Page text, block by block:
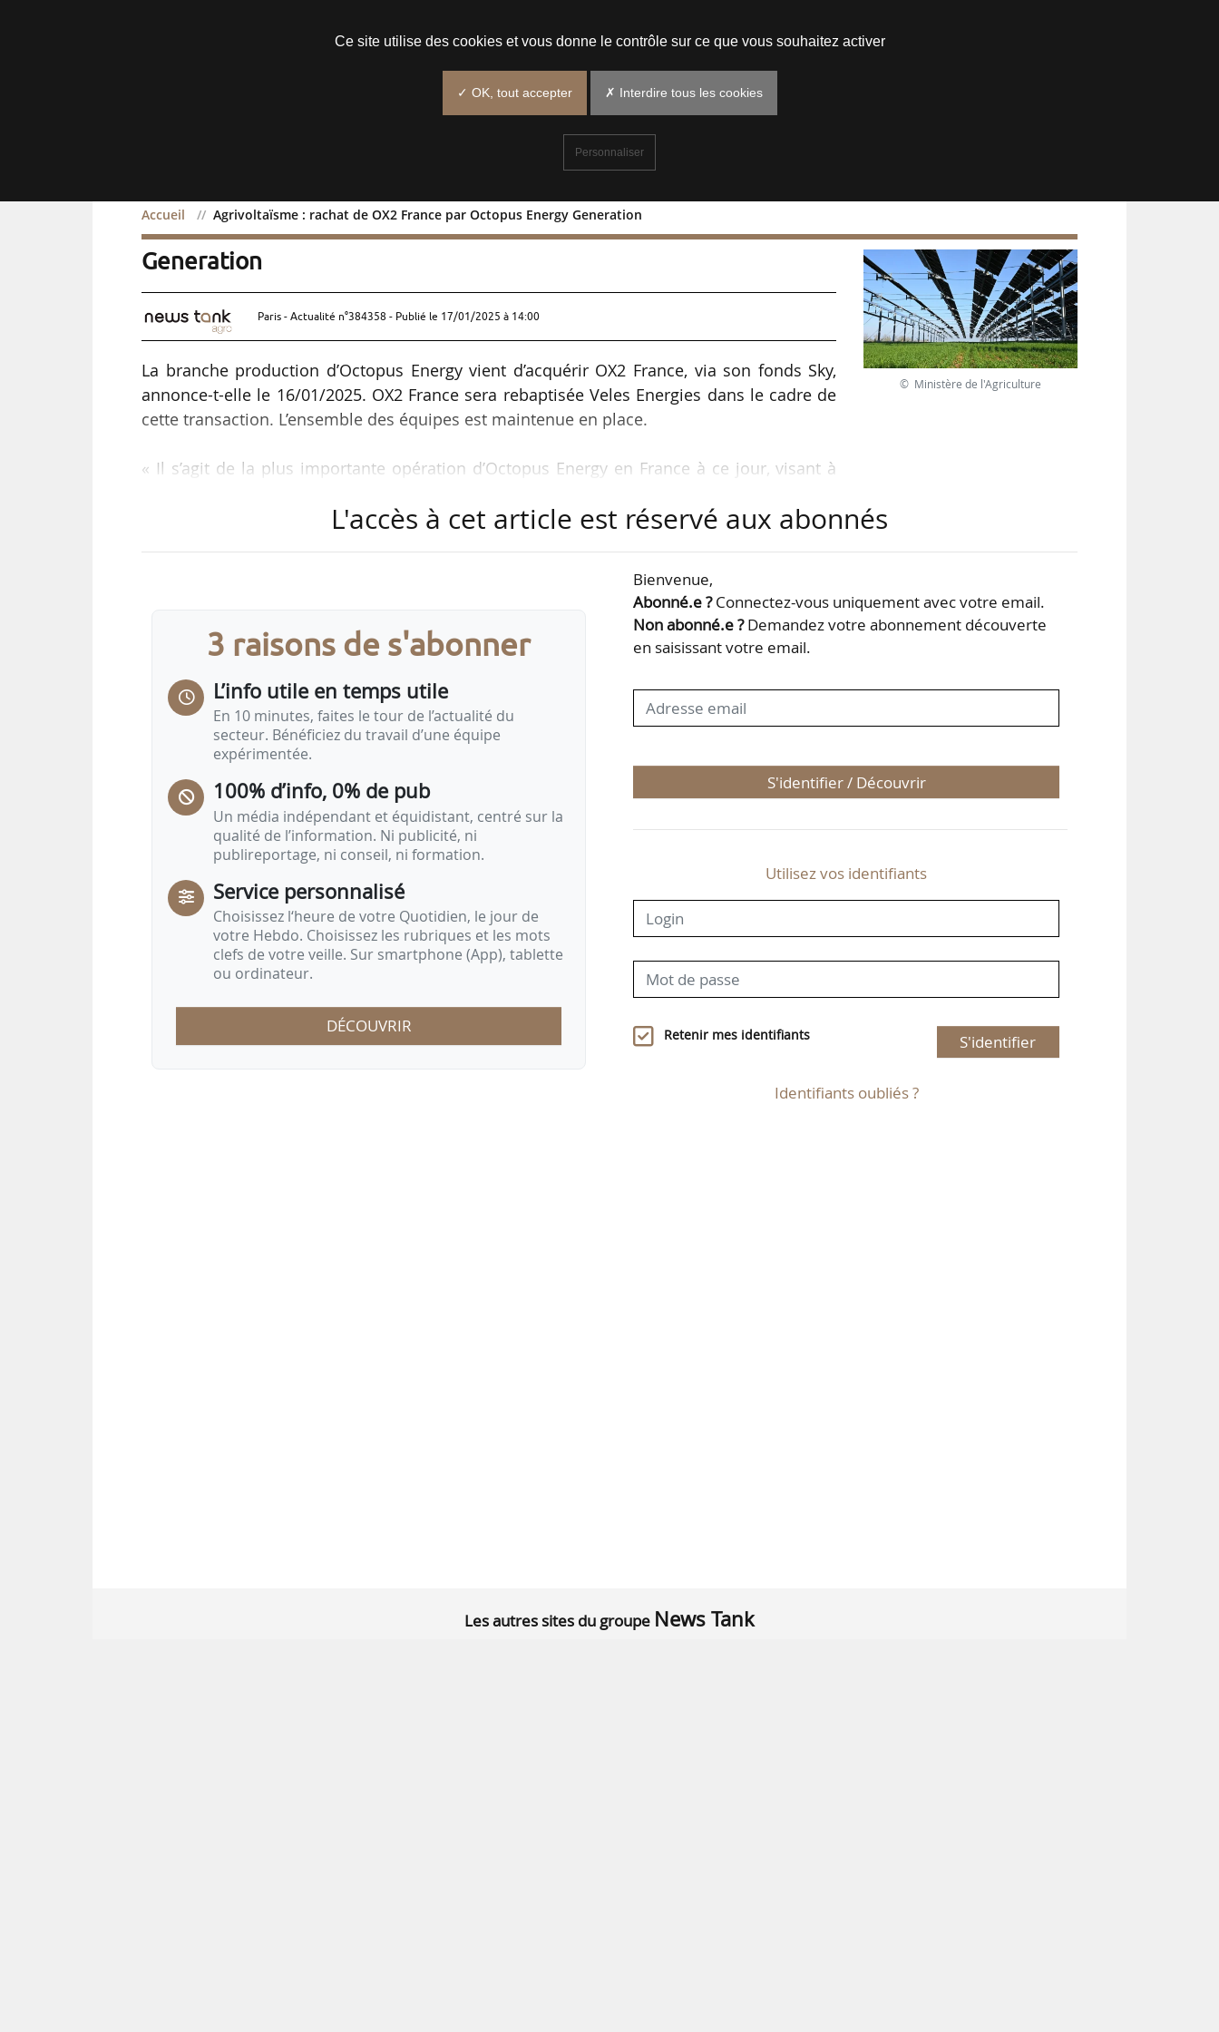
Accueil Agrivoltaïsme : rachat de OX2 France par Octopus Energy Generation
Agrivoltaïsme : rachat de OX2 France par Octopus Energy
Generation
Paris - Actualité n°384358 - Publié le 17/01/2025 à 14:00
La branche production d’Octopus Energy vient d’acquérir OX2 France, via son fonds Sky,
annonce-t-elle le 16/01/2025. OX2 France sera rebaptisée Veles Energies dans le cadre de
cette transaction. L’ensemble des équipes est maintenue en place.
« Il s’agit de la plus importante opération d’Octopus Energy en France à ce jour, visant à
Octopus Energy Generation.
des énergies renouvelables en France, son objectif étant d’investir plus de 1 Md€ dans
l’infrastructure énergétique renouvelable française d’ici à la fin de 2025.
d’une…
© Ministère de l'Agriculture
L'accès à cet article est réservé aux abonnés
3 raisons de s'abonner
L’info utile en temps utile
En 10 minutes, faites le tour de l’actualité du
secteur. Bénéficiez du travail d’une équipe
expérimentée.
100% d’info, 0% de pub
Un média indépendant et équidistant, centré sur la
qualité de l’information. Ni publicité, ni
publireportage, ni conseil, ni formation.
Service personnalisé
Choisissez l‘heure de votre Quotidien, le jour de
votre Hebdo. Choisissez les rubriques et les mots
clefs de votre veille. Sur smartphone (App), tablette
ou ordinateur.
DÉCOUVRIR
Bienvenue,
Abonné.e ?Connectez-vous uniquement avec votre email.
Non abonné.e ?Demandez votre abonnement découverte
en saisissant votre email.
S'identifier / Découvrir
Utilisez vos identifiants
Retenir mes identifiants S'identifier
Identifiants oubliés ?
Les autres sites du groupe News Tank
Ce site utilise des cookies et vous donne le contrôle sur ce que vous souhaitez activer
✓ OK, tout accepter ✗ Interdire tous les cookies
Personnaliser